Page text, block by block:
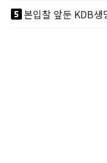
looks_5본입찰 앞둔 KDB생